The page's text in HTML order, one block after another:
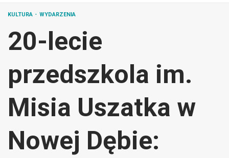
KULTURA WYDARZENIA
20-lecie
przedszkola im.
Misia Uszatka w
Nowej Dębie: